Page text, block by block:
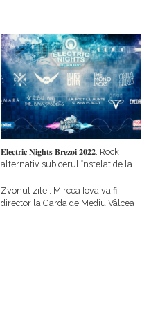
𝐄𝐥𝐞𝐜𝐭𝐫𝐢𝐜 𝐍𝐢𝐠𝐡𝐭𝐬 𝐁𝐫𝐞𝐳𝐨𝐢 𝟐𝟎𝟐𝟐. Rock
alternativ sub cerul înstelat de la
Zvonul zilei: Mircea Iova va fi
director la Garda de Mediu Vâlcea